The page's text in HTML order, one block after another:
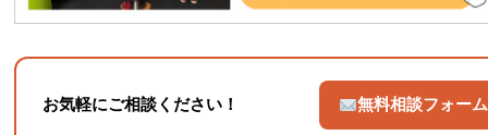
お気軽にご相談ください！ 無料相談フォーム